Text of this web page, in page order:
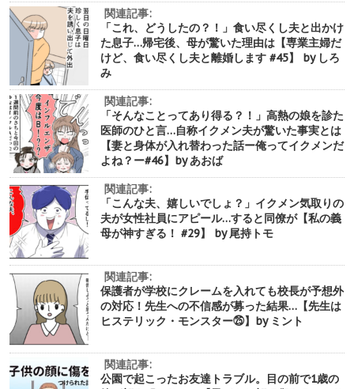
関連記事:
「これ、どうしたの？！」食い尽くし夫と出かけ
た息子…帰宅後、母が驚いた理由は【専業主婦だ
けど、食い尽くし夫と離婚します #45】 by しろ
み
関連記事:
「そんなことってあり得る？！」高熱の娘を診た
医師のひと言…自称イクメン夫が驚いた事実とは
【妻と身体が入れ替わった話ー俺ってイクメンだ
よね？ー#46】by あおば
関連記事:
「こんな夫、嬉しいでしょ？」イクメン気取りの
夫が女性社員にアピール…すると同僚が【私の義
母が神すぎる！ #29】 by 尾持トモ
関連記事:
保護者が学校にクレームを入れても校長が予想外
の対応！先生への不信感が募った結果…【先生は
ヒステリック・モンスター㉕】by ミント
関連記事:
公園で起こったお友達トラブル。目の前で1歳の